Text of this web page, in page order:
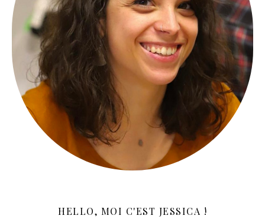
HELLO, MOI C'EST JESSICA !